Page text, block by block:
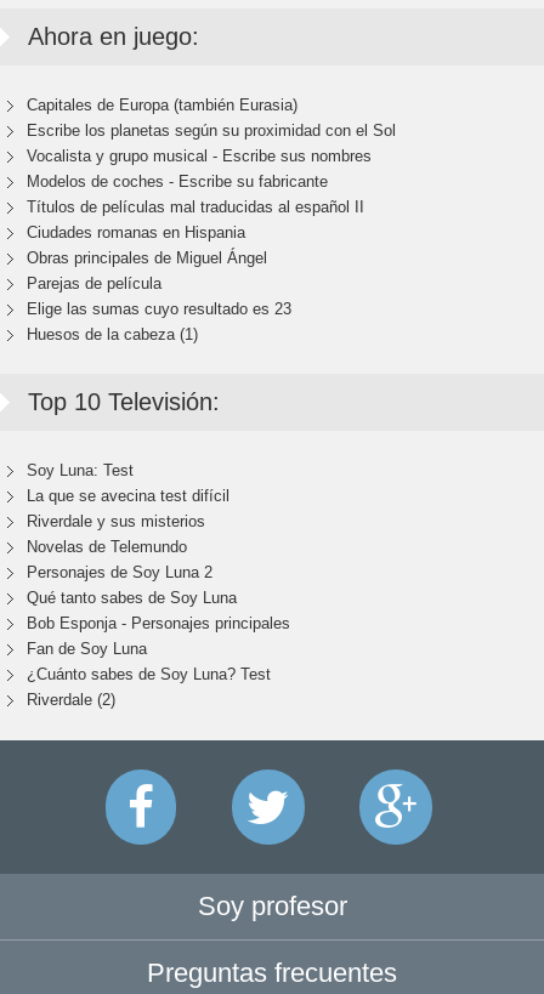
Ahora en juego:
Capitales de Europa (también Eurasia)
Escribe los planetas según su proximidad con el Sol
Vocalista y grupo musical - Escribe sus nombres
Modelos de coches - Escribe su fabricante
Títulos de películas mal traducidas al español II
Ciudades romanas en Hispania
Obras principales de Miguel Ángel
Parejas de película
Elige las sumas cuyo resultado es 23
Huesos de la cabeza (1)
Top 10 Televisión:
Soy Luna: Test
La que se avecina test difícil
Riverdale y sus misterios
Novelas de Telemundo
Personajes de Soy Luna 2
Qué tanto sabes de Soy Luna
Bob Esponja - Personajes principales
Fan de Soy Luna
¿Cuánto sabes de Soy Luna? Test
Riverdale (2)
Soy profesor
Preguntas frecuentes